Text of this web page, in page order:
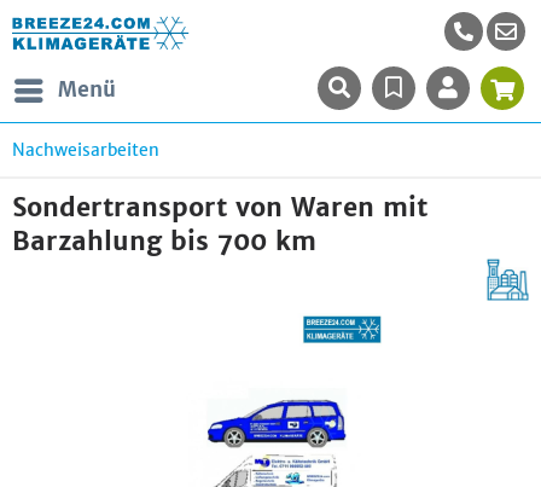
Menü
Nachweisarbeiten
Sondertransport von Waren mit
Barzahlung bis 700 km